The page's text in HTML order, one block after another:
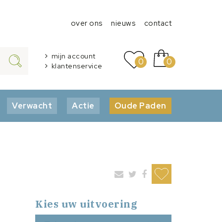
over ons nieuws contact
mijn account
klantenservice
0 0
Verwacht Actie Oude Paden
Kies uw uitvoering